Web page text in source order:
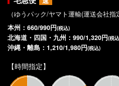
（ゆうパック/ヤマト運輸(運送会社指
本州：660/990円(税込)
北海道・四国・九州：990/1,320円(税
沖縄・離島：1,210/1,980円(税込)
【時間指定】